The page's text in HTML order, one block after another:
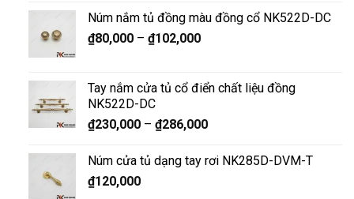
Núm nắm tủ đồng màu đồng cổ NK522D-DC
₫80,000– ₫102,000
Tay nắm cửa tủ cổ điển chất liệu đồng
NK522D-DC
₫230,000– ₫286,000
Núm cửa tủ dạng tay rơi NK285D-DVM-T
₫120,000